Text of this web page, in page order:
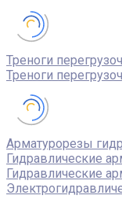
Треноги
Треноги
Арматурорезы
Гидравлические
Гидравлические